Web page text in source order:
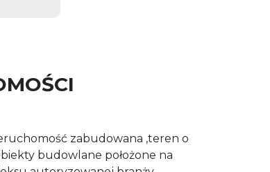
zabudowana ,teren o
budowlane położone na